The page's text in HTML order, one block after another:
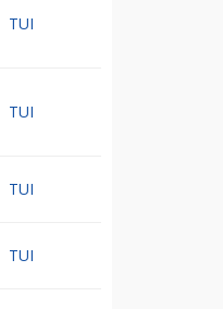
TUI
TUI
TUI
TUI